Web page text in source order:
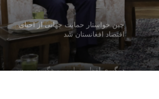
چین خواستار حمایت جهانی از احیای
اقتصاد افغانستان شد
درگیری لفظی ترامپ و هگست بر سر